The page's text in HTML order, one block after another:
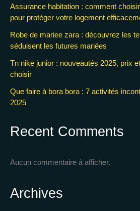
Assurance habitation : comment
pour protéger votre logement
Robe de mariee zara : découvrez les
séduisent les futures mariées
Tn nike junior : nouveautés 2025, prix
choisir
Que faire à bora bora : 7 activités
2025
Recent Comments
Aucun commentaire à afficher.
Archives